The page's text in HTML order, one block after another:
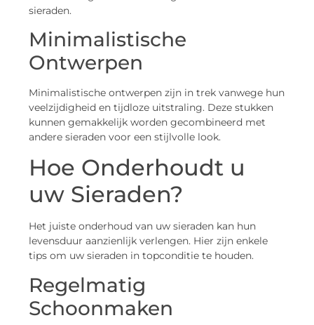
sieraden.
Minimalistische
Ontwerpen
Minimalistische ontwerpen zijn in trek vanwege hun
veelzijdigheid en tijdloze uitstraling. Deze stukken
kunnen gemakkelijk worden gecombineerd met
andere sieraden voor een stijlvolle look.
Hoe Onderhoudt u
uw Sieraden?
Het juiste onderhoud van uw sieraden kan hun
levensduur aanzienlijk verlengen. Hier zijn enkele
tips om uw sieraden in topconditie te houden.
Regelmatig
Schoonmaken